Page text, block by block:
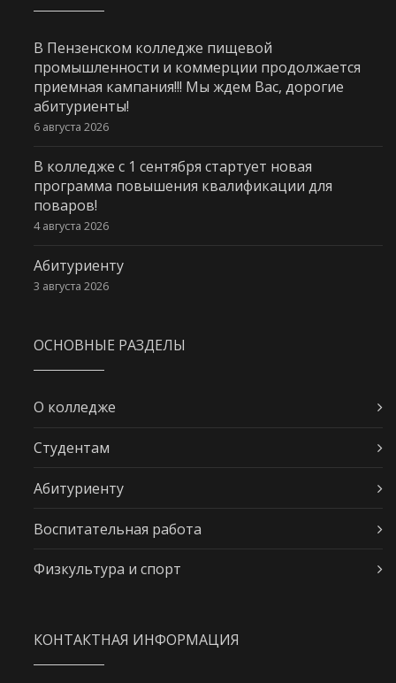
В Пензенском колледже пищевой
промышленности и коммерции продолжается
приемная кампания!!! Мы ждем Вас, дорогие
абитуриенты!
6 августа 2026
В колледже с 1 сентября стартует новая
программа повышения квалификации для
поваров!
4 августа 2026
Абитуриенту
3 августа 2026
ОСНОВНЫЕ РАЗДЕЛЫ
О колледже
Студентам
Абитуриенту
Воспитательная работа
Физкультура и спорт
КОНТАКТНАЯ ИНФОРМАЦИЯ